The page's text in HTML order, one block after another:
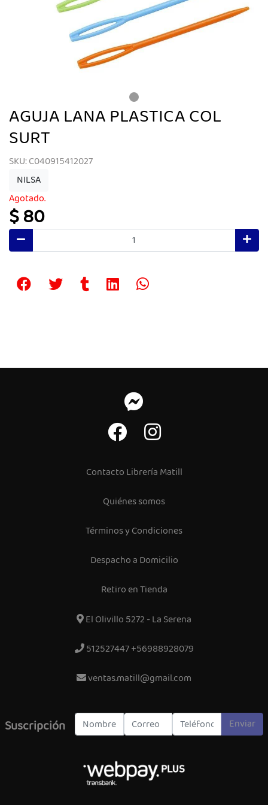
AGUJA LANA PLASTICA COL
SURT
SKU: C040915412027
NILSA
Agotado.
$ 80
Contacto Librería Matill
Quiénes somos
Términos y Condiciones
Despacho a Domicilio
Retiro en Tienda
El Olivillo 5272 - La Serena
512527447 +56988928079
ventas.matill@gmail.com
Suscripción Enviar